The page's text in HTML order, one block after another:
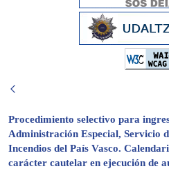
Procedimiento selectivo para
Administración Especial, Servicio
Incendios del País Vasco.
carácter cautelar en ejecución de